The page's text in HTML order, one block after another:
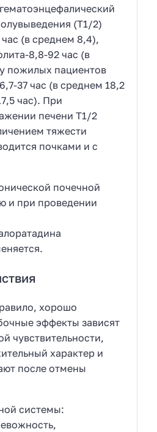
(Т1/2)
(в среднем 8,4),
8,8-92 час (в
пожилых пациентов
37 час (в среднем 18,2
час). При
печени Т1/2
тяжести
почками и с
почечной
и при проведении
хорошо
эффекты зависят
чувствительности,
характер и
после отмены
системы: